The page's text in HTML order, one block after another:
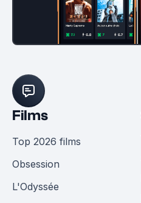
Films
Top 2026 films
Obsession
L'Odyssée